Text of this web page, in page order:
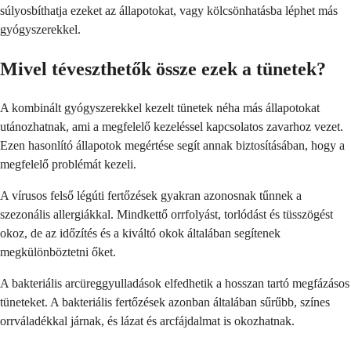
súlyosbíthatja ezeket az állapotokat, vagy kölcsönhatásba léphet más
gyógyszerekkel.
Mivel téveszthetők össze ezek a tünetek?
A kombinált gyógyszerekkel kezelt tünetek néha más állapotokat
utánozhatnak, ami a megfelelő kezeléssel kapcsolatos zavarhoz vezet.
Ezen hasonlító állapotok megértése segít annak biztosításában, hogy a
megfelelő problémát kezeli.
A vírusos felső légúti fertőzések gyakran azonosnak tűnnek a
szezonális allergiákkal. Mindkettő orrfolyást, torlódást és tüsszögést
okoz, de az időzítés és a kiváltó okok általában segítenek
megkülönböztetni őket.
A bakteriális arcüreggyulladások elfedhetik a hosszan tartó megfázásos
tüneteket. A bakteriális fertőzések azonban általában sűrűbb, színes
orrváladékkal járnak, és lázat és arcfájdalmat is okozhatnak.